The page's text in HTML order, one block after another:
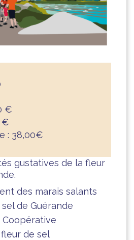
€
€
: 38,00€
gustatives de la fleur
des marais salants
de Guérande
de sel